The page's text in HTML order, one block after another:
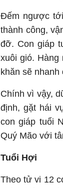
Đếm ngược
thành công,
đỡ. Con giáp
xuôi gió. Hàng
khăn sẽ
Chính vì vậy,
định, gặt hái
con giáp tuổi
Quý Mão với
Tuổi Hợi
Theo tử vi 12